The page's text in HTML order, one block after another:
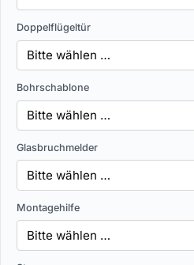
Doppelflügeltür
Bohrschablone
Glasbruchmelder
Montagehilfe